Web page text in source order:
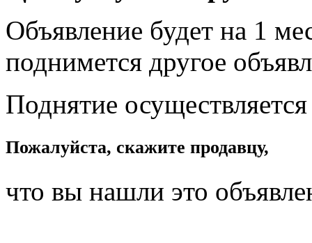
Объявление будет на 1
поднимется другое
Поднятие
Пожалуйста, скажите продавцу,
что вы нашли это